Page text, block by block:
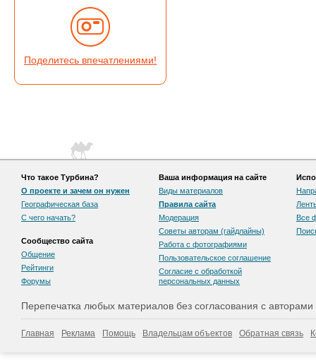
Поделитесь впечатлениями!
Что такое Турбина?
О проекте и зачем он нужен
Географическая база
С чего начать?
Сообщество сайта
Общение
Рейтинги
Форумы
Ваша информация на сайте
Виды материалов
Правила сайта
Модерация
Советы авторам (гайдлайны)
Работа с фотографиями
Пользовательскоe соглашение
Согласие с обработкой
персональных данных
Все
Перепечатка любых материалов без согласования с
Главная Реклама Помощь Владельцам объектов Обратная связь